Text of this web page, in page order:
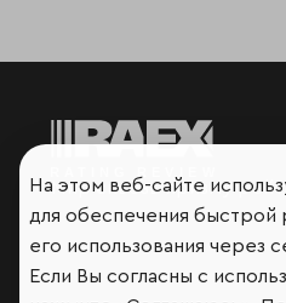
Мир сквозь призму
На этом веб-сайте
для обеспечения быстрой
его использования через
Если Вы согласны с